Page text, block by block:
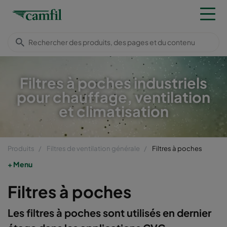
Filtres à poches industriels
pour chauffage, ventilation
et climatisation
Produits Filtres de ventilation générale Filtres à poches
Menu
Filtres à poches
Les filtres à poches sont utilisés en dernier